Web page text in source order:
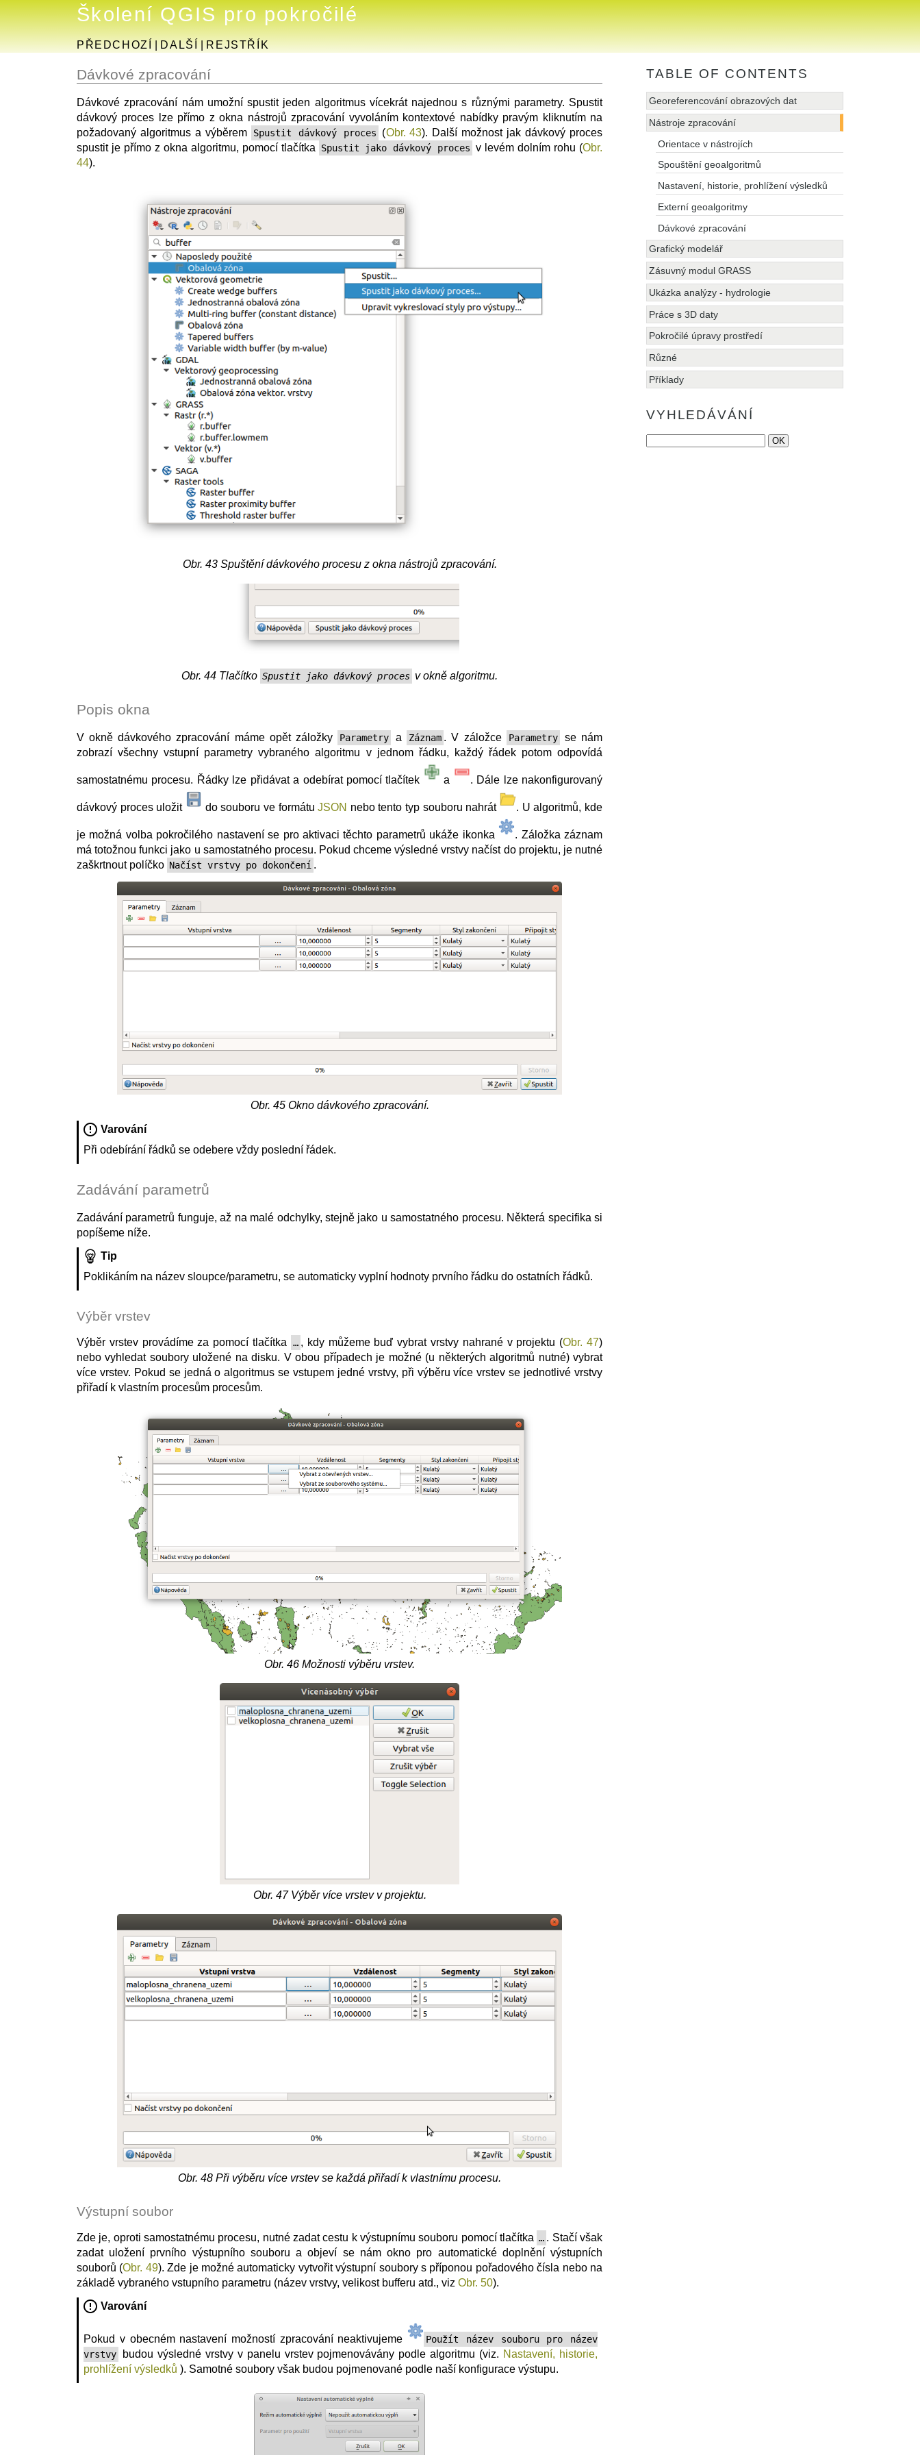
Školení QGIS pro pokročilé
PŘEDCHOZÍ DALŠÍ REJSTŘÍK
Dávkové zpracování
Dávkové zpracování nám umožní spustit jeden algoritmus vícekrát najednou s různými parametry. Spustit
dávkový proces lze přímo z okna nástrojů zpracování vyvoláním kontextové nabídky pravým kliknutím na
požadovaný algoritmus a výběrem
Spustit dávkový proces (Obr. 43). Další možnost jak dávkový proces
spustit je přímo z okna algoritmu, pomocí tlačítka
Spustit jako dávkový proces v levém dolním rohu (Obr.
44).
Obr. 43 Spuštění dávkového procesu z okna nástrojů zpracování.
Obr. 44 Tlačítko Spustit jako dávkový proces v okně algoritmu.
Popis okna
V okně dávkového zpracování máme opět záložky Parametry a Záznam . V záložce Parametry
se nám
zobrazí všechny vstupní parametry vybraného algoritmu v jednom řádku, každý řádek potom odpovídá
samostatnému procesu. Řádky lze přidávat a odebírat pomocí tlačítek a . Dále lze nakonfigurovaný
dávkový proces uložit do souboru ve formátuJSON nebo tento typ souboru nahrát . U algoritmů, kde
je možná volba pokročilého nastavení se pro aktivaci těchto parametrů ukáže ikonka
. Záložka záznam
má totožnou funkci jako u samostatného procesu. Pokud chceme výsledné vrstvy načíst do projektu, je nutné
zaškrtnout políčko Načíst vrstvy po dokončení .
Obr. 45 Okno dávkového zpracování.
Varování
Při odebírání řádků se odebere vždy poslední řádek.
Zadávání parametrů
Zadávání parametrů funguje, až na malé odchylky, stejně jako u samostatného procesu. Některá specifika si
popíšeme níže.
Tip
Poklikáním na název sloupce/parametru, se automaticky vyplní hodnoty prvního řádku do ostatních řádků.
Výběr vrstev
Výběr vrstev provádíme za pomocí tlačítka … , kdy můžeme buď vybrat vrstvy nahrané v projektu (Obr. 47)
nebo vyhledat soubory uložené na disku. V obou případech je možné (u některých algoritmů nutné) vybrat
více vrstev. Pokud se jedná o algoritmus se vstupem jedné vrstvy, při výběru více vrstev se jednotlivé vrstvy
přiřadí k vlastním procesům procesům.
Obr. 46 Možnosti výběru vrstev.
Obr. 47 Výběr více vrstev v projektu.
Obr. 48 Při výběru více vrstev se každá přiřadí k vlastnímu procesu.
Výstupní soubor
Zde je, oproti samostatnému procesu, nutné zadat cestu k výstupnímu souboru pomocí tlačítka … . Stačí však
zadat uložení prvního výstupního souboru a objeví se nám okno pro automatické doplnění výstupních
souborů (Obr. 49). Zde je možné automaticky vytvořit výstupní soubory s příponou pořadového čísla nebo na
základě vybraného vstupního parametru (název vrstvy, velikost bufferu atd., viz Obr. 50).
Varování
Pokud v obecném nastavení možností zpracování neaktivujeme
Použít název souboru pro název
vrstvy
budou výsledné vrstvy v panelu vrstev pojmenovávány podle algoritmu (viz. Nastavení, historie,
prohlížení výsledků ). Samotné soubory však budou pojmenované podle naší konfigurace výstupu.
TABLE OF CONTENTS
Georeferencování obrazových dat
Nástroje zpracování
Orientace v nástrojích
Spouštění geoalgoritmů
Nastavení, historie, prohlížení výsledků
Externí geoalgoritmy
Dávkové zpracování
Grafický modelář
Zásuvný modul GRASS
Ukázka analýzy - hydrologie
Práce s 3D daty
Pokročilé úpravy prostředí
Různé
Příklady
VYHLEDÁVÁNÍ